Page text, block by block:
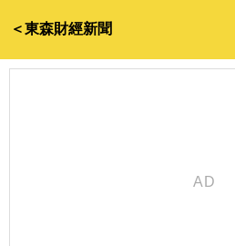
＜東森財經新聞